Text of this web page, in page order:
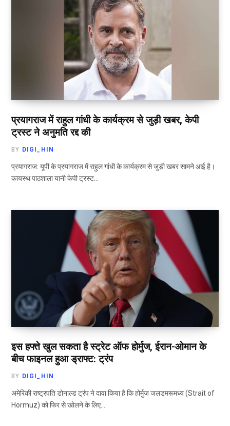
प्रयागराज में राहुल गांधी के कार्यक्रम से जुड़ी खबर, केपी
ट्रस्ट ने अनुमति रद्द की
BY DIGI_HIN
प्रयागराज: यूपी के प्रयागराज में राहुल गांधी के कार्यक्रम से जुड़ी खबर सामने आई है।
कायस्थ पाठशाला यानी केपी ट्रस्ट…
इस हफ्ते खुल सकता है स्ट्रेट ऑफ होर्मुज, ईरान-ओमान के
बीच फाइनल हुआ ड्राफ्ट: ट्रंप
BY DIGI_HIN
अमेरिकी राष्ट्रपति डोनाल्ड ट्रंप ने दावा किया है कि होर्मुज जलडमरूमध्य (Strait of
Hormuz) को फिर से खोलने के लिए…